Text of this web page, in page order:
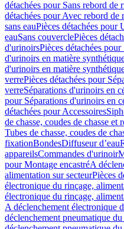
détachées pour Sans rebord de
détachées pour Avec rebord de
sans eauPièces détachées pour
eauSans couverclePièces
d'urinoirsPièces détachées
d'urinoirs en matière
d'urinoirs en matière
verrePièces détachées pour
verreSéparations d'urinoirs en
pour Séparations d'urinoirs en
détachées pour Accessoires
de chasse, coudes de chasse et
Tubes de chasse, coudes de
fixationBondesDiffuseur d’eau
appareilsCommandes d'urinoir
pour Montage encastréA
alimentation sur secteurPièces
électronique du rinçage,
électronique du rinçage,
A déclenchement électronique
déclenchement pneumatique